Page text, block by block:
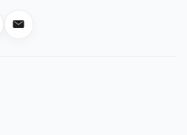
LinkedInen
X-en
Megosztas emailben